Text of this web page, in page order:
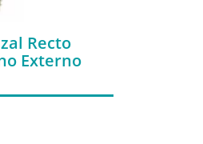
Recto
Externo